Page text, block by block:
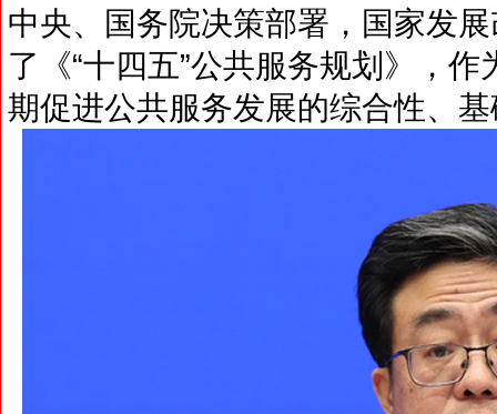
中央、国务院决策部署，国家发
了《“十四五”公共服务规划》，
期促进公共服务发展的综合性、